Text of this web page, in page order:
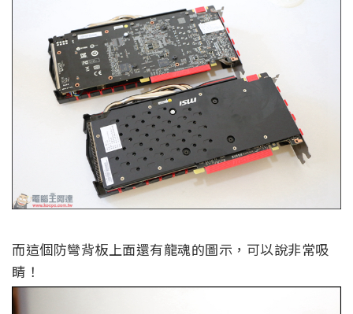
而這個防彎背板上面還有龍魂的圖示，可以說非常吸
睛！